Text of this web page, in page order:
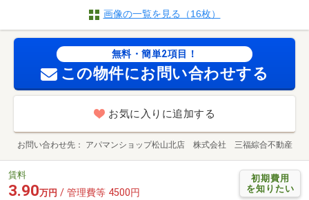
画像の一覧を見る（16枚）
無料・簡単2項目！
この物件にお問い合わせする
お気に入りに追加する
お問い合わせ先 アパマンショップ松山北店 株式会社 三福綜合不動産
初期費用
を知りたい
賃料
3.90万円 / 管理費等 4500円